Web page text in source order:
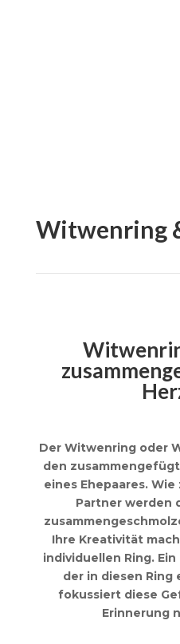
Witwenring
Der Witwenring oder
den
eines Ehepaares.
Partner werden
Ihre Kreativität
individuellen Ring.
der in diesen
fokussiert diese
Erinnerung